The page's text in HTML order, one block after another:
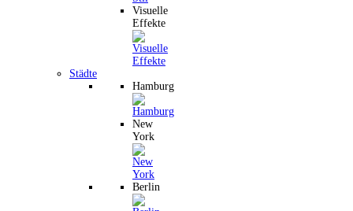
Visuelle
Effekte
Städte
Hamburg
New
York
Berlin